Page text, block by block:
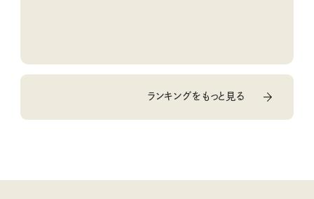
ランキングをもっと見る